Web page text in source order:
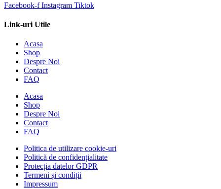
Facebook-f Instagram Tiktok
Link-uri Utile
Acasa
Shop
Despre Noi
Contact
FAQ
Acasa
Shop
Despre Noi
Contact
FAQ
Politica de utilizare cookie-uri
Politică de confidențialitate
Protecția datelor GDPR
Termeni și condiții
Impressum